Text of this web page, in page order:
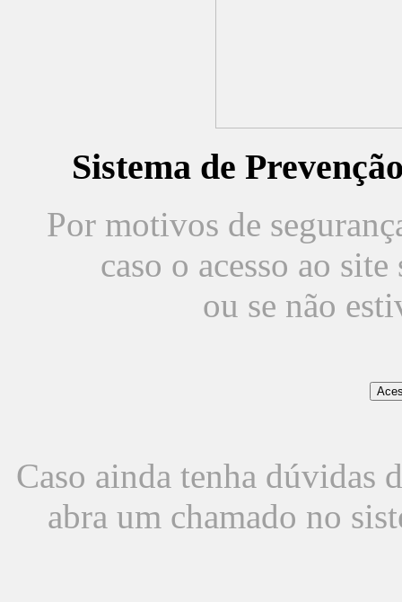
Sistema de
Por motivos de
caso o acesso ao
ou se não
Caso ainda tenha dúvidas
abra um chamado no